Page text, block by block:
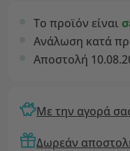
Το προϊόν είναι
Ανάλωση κατά
Αποστολή
Με την αγορά
Δωρεάν